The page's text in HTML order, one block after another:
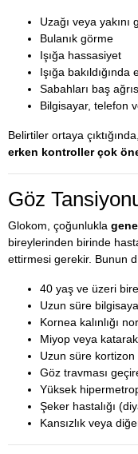
Uzağı veya
Bulanık görme
Işığa hassasiyet
Işığa
Sabahları baş
Bilgisayar, telefon
Belirtiler ortaya
erken kontroller çok
Göz
Glokom, çoğunlukla
bireylerinden birinde
ettirmesi gerekir. Bunun
40 yaş ve üzeri
Uzun süre
Kornea kalınlığı
Miyop veya
Uzun süre
Göz travması
Yüksek
Şeker hastalığı
Kansızlık veya